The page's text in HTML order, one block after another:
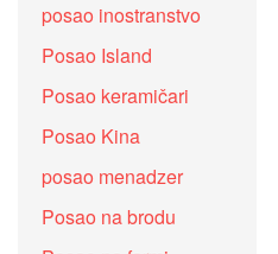
posao inostranstvo
Posao Island
Posao keramičari
Posao Kina
posao menadzer
Posao na brodu